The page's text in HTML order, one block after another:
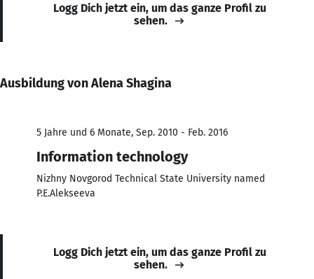
Logg Dich jetzt ein, um das ganze Profil zu
sehen.
Ausbildung von Alena Shagina
5 Jahre und 6 Monate, Sep. 2010 - Feb. 2016
Information technology
Nizhny Novgorod Technical State University named
P.E.Alekseeva
Logg Dich jetzt ein, um das ganze Profil zu
sehen.